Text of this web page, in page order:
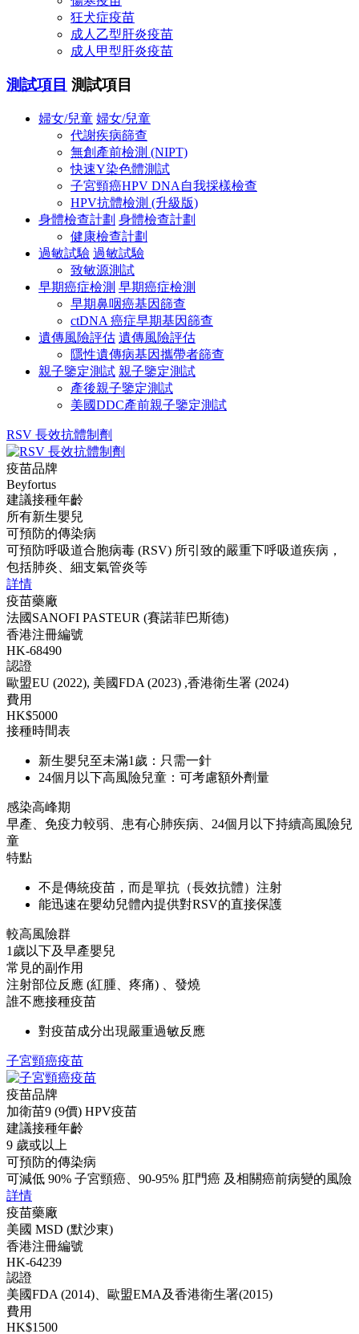
狂犬症疫苗
成人乙型肝炎疫苗
成人甲型肝炎疫苗
測試項目 測試項目
婦女/兒童 婦女/兒童
代謝疾病篩查
無創產前檢測 (NIPT)
快速Y染色體測試
子宮頸癌HPV DNA自我採樣檢查
HPV抗體檢測 (升級版)
身體檢查計劃 身體檢查計劃
健康檢查計劃
過敏試驗 過敏試驗
致敏源測試
早期癌症檢測 早期癌症檢測
早期鼻咽癌基因篩查
ctDNA 癌症早期基因篩查
遺傳風險評估 遺傳風險評估
隱性遺傳病基因攜帶者篩查
親子鑒定測試 親子鑒定測試
產後親子鑒定測試
美國DDC產前親子鑒定測試
RSV 長效抗體制劑
疫苗品牌
Beyfortus
建議接種年齡
所有新生嬰兒
可預防的傳染病
可預防呼吸道合胞病毒 (RSV) 所引致的嚴重下呼吸道疾病，
包括肺炎、細支氣管炎等
詳情
疫苗藥廠
法國SANOFI PASTEUR (賽諾菲巴斯德)
香港注冊編號
HK-68490
認證
歐盟EU (2022), 美國FDA (2023) ,香港衛生署 (2024)
費用
HK$5000
接種時間表
新生嬰兒至未滿1歲：只需一針
24個月以下高風險兒童：可考慮額外劑量
感染高峰期
早產、免疫力較弱、患有心肺疾病、24個月以下持續高風險兒
童
特點
不是傳統疫苗，而是單抗（長效抗體）注射
能迅速在嬰幼兒體內提供對RSV的直接保護
較高風險群
1歲以下及早產嬰兒
常見的副作用
注射部位反應 (紅腫、疼痛) 、發燒
誰不應接種疫苗
對疫苗成分出現嚴重過敏反應
子宮頸癌疫苗
疫苗品牌
加衛苗9 (9價) HPV疫苗
建議接種年齡
9 歲或以上
可預防的傳染病
可減低 90% 子宮頸癌、90-95% 肛門癌 及相關癌前病變的風險
詳情
疫苗藥廠
美國 MSD (默沙東)
香港注冊編號
HK-64239
認證
美國FDA (2014)、歐盟EMA及香港衛生署(2015)
費用
HK$1500